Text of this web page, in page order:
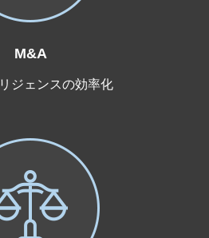
M&A
ジェンスの効率化